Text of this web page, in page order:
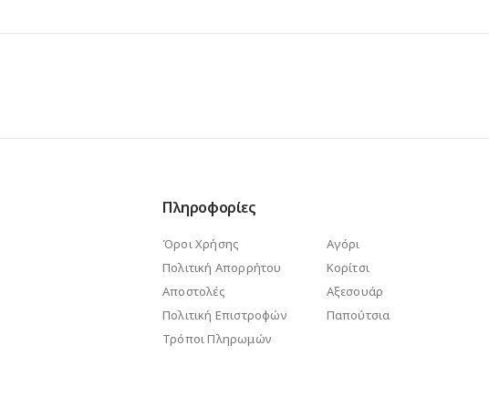
Πληροφορίες
Όροι Χρήσης
Πολιτική Απορρήτου
Αποστολές
Πολιτική Επιστροφών
Τρόποι Πληρωμών
Αγόρι
Κορίτσι
Αξεσουάρ
Παπούτσια